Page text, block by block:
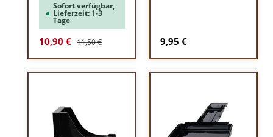
Sofort verfügbar,
Lieferzeit: 1-3
Tage
Verkaufspreis:
10,90 € Regulärer Preis:
11,50 € Regulärer Preis:
9,95 €